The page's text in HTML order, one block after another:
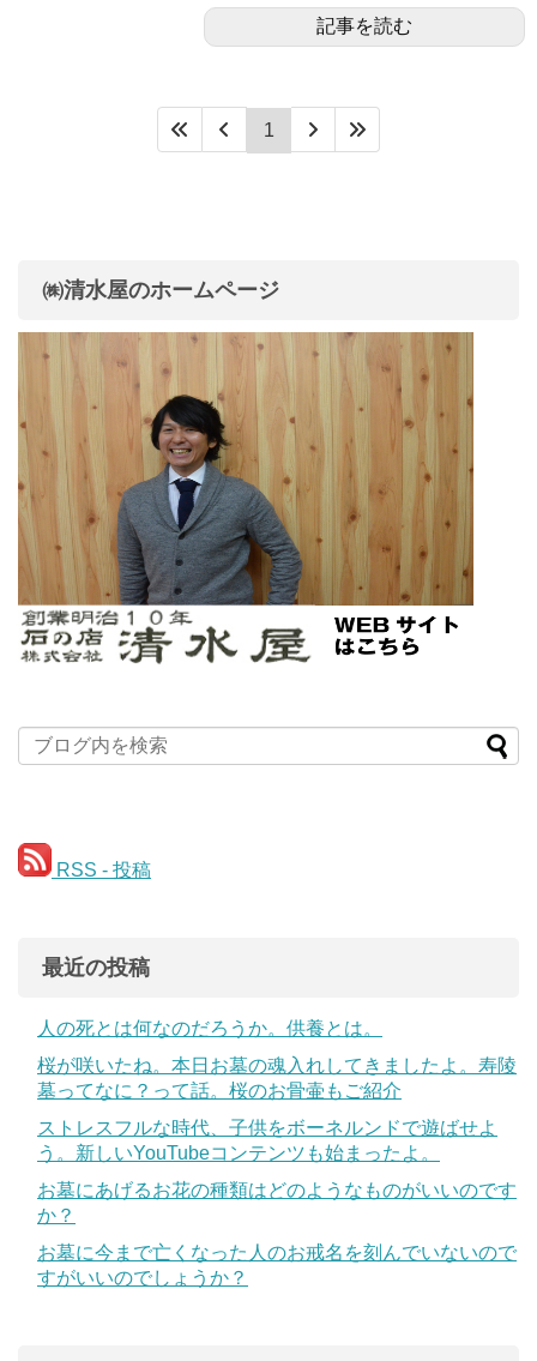
記事を読む
1
㈱清水屋のホームページ
RSS - 投稿
最近の投稿
人の死とは何なのだろうか。供養とは。
桜が咲いたね。本日お墓の魂入れしてきましたよ。寿陵
墓ってなに？って話。桜のお骨壷もご紹介
ストレスフルな時代、子供をボーネルンドで遊ばせよ
う。新しいYouTubeコンテンツも始まったよ。
お墓にあげるお花の種類はどのようなものがいいのです
か？
お墓に今まで亡くなった人のお戒名を刻んでいないので
すがいいのでしょうか？